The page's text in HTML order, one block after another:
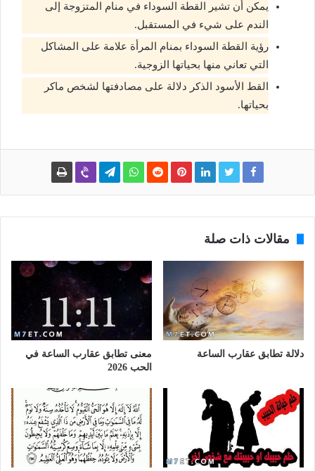
يمكن أن تشير القطة السوداء في منام المتزوجة إلى
الندم على شيء في المستقبل.
رؤية القطة السوداء بمنام المرأة علامة على المشاكل
التي تعاني منها بحياتها الزوجية.
القط الأسود الذكر دلالة على مصادفتها لشخص ماكر
بحياتها.
مقالات ذات صلة
دلالة تطابق عقارب الساعة
معنى تطابق عقارب الساعة في
الحب 2026